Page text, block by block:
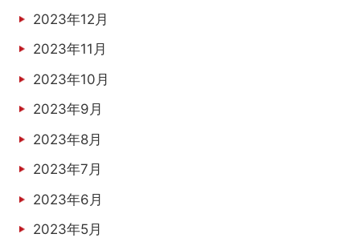
2023年12月
2023年11月
2023年10月
2023年9月
2023年8月
2023年7月
2023年6月
2023年5月